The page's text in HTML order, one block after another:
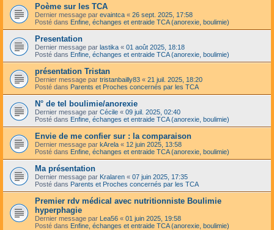
Poème sur les TCA
Dernier message par evaintca « 26 sept. 2025, 17:58
Posté dans Enfine, échanges et entraide TCA (anorexie, boulimie)
Presentation
Dernier message par lastika « 01 août 2025, 18:18
Posté dans Enfine, échanges et entraide TCA (anorexie, boulimie)
présentation Tristan
Dernier message par tristanbailly83 « 21 juil. 2025, 18:20
Posté dans Parents et Proches concernés par les TCA
N° de tel boulimie/anorexie
Dernier message par Cécile « 09 juil. 2025, 02:40
Posté dans Enfine, échanges et entraide TCA (anorexie, boulimie)
Envie de me confier sur : la comparaison
Dernier message par kArela « 12 juin 2025, 13:58
Posté dans Enfine, échanges et entraide TCA (anorexie, boulimie)
Ma présentation
Dernier message par Kralaren « 07 juin 2025, 17:35
Posté dans Parents et Proches concernés par les TCA
Premier rdv médical avec nutritionniste Boulimie
hyperphagie
Dernier message par Lea56 « 01 juin 2025, 19:58
Posté dans Enfine, échanges et entraide TCA (anorexie, boulimie)